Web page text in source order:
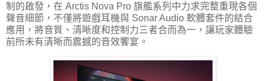
制的啟發，在 Arctis Nova Pro 旗艦系列中力求完整重現各個
聲音細節，不僅將遊戲耳機與 Sonar Audio 軟體套件的結合
應用，將音質、清晰度和控制力三者合而為一，讓玩家體驗
前所未有清晰而震撼的音效饗宴。